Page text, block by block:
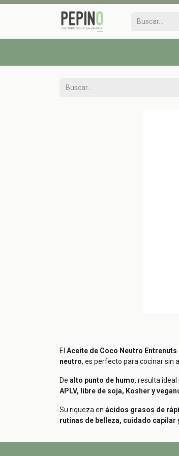
El Aceite de Coco Neutro Entrenuts
neutro, es perfecto para cocinar sin
De alto punto de humo, resulta
APLV, libre de soja, Kosher y
Su riqueza en ácidos grasos de
rutinas de belleza, cuidado capilar